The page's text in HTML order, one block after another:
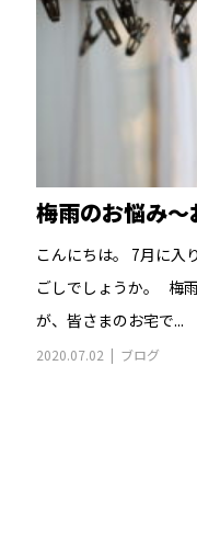
梅雨のお悩み～
こんにちは。 7月に入
ごしでしょうか。 梅
が、皆さまのお宅で...
2020.07.02 ブログ